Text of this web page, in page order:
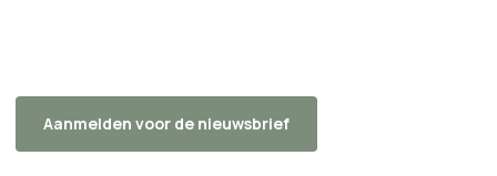
Aanmelden voor de nieuwsbrief